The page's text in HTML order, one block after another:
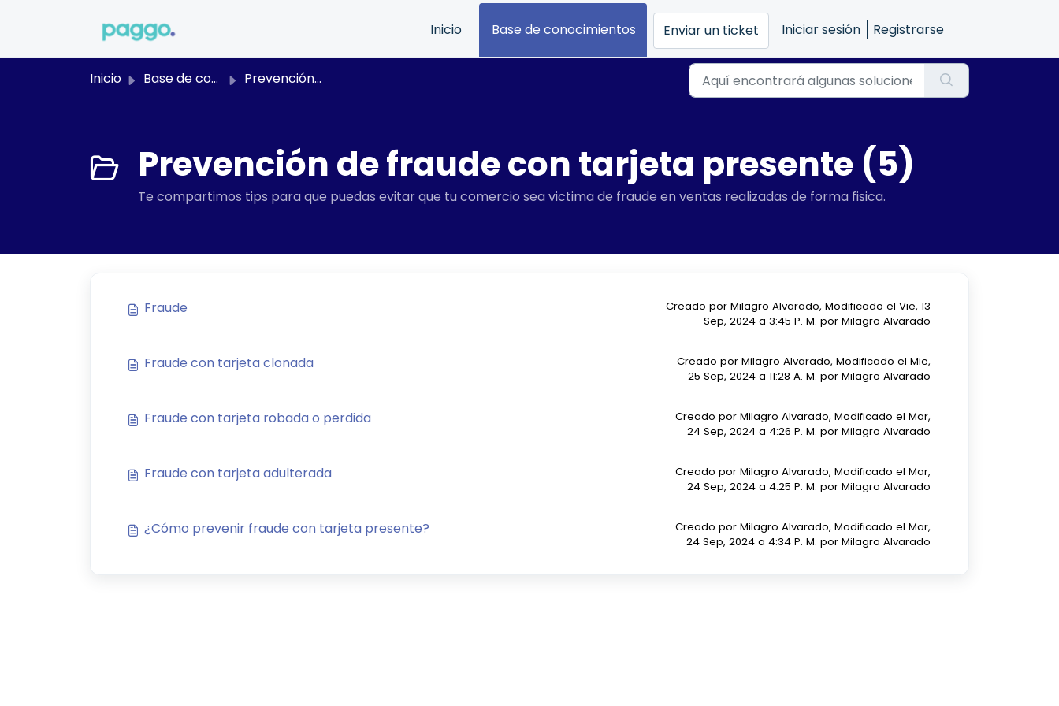
Inicio
Base de conocimientos Enviar un ticket Iniciar sesión Registrarse
Inicio Base de conocimientos Prevención de Fraudes
Prevención de fraude con tarjeta presente (5)
Te compartimos tips para que puedas evitar que tu comercio sea victima de fraude en ventas realizadas de forma fisica.
Fraude
Creado por Milagro Alvarado, Modificado el Vie, 13
Sep, 2024 a 3:45 P. M. por Milagro Alvarado
Fraude con tarjeta clonada
Creado por Milagro Alvarado, Modificado el Mie,
25 Sep, 2024 a 11:28 A. M. por Milagro Alvarado
Fraude con tarjeta robada o perdida
Creado por Milagro Alvarado, Modificado el Mar,
24 Sep, 2024 a 4:26 P. M. por Milagro Alvarado
Fraude con tarjeta adulterada
Creado por Milagro Alvarado, Modificado el Mar,
24 Sep, 2024 a 4:25 P. M. por Milagro Alvarado
¿Cómo prevenir fraude con tarjeta presente?
Creado por Milagro Alvarado, Modificado el Mar,
24 Sep, 2024 a 4:34 P. M. por Milagro Alvarado